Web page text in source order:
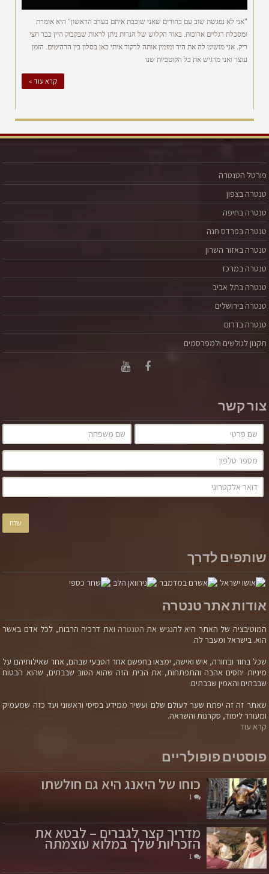
"אני לא נפגשת שוב עם בחורים שאני שוכבת איתם בערב הראשון" היא אומרת
ומסכלת רגליים ארוכות. באור הקלוש של הנרות ניתן לראות שבקבוק היין כבר חצי
ריק. אני מושיט לה את היד ומזמין אותה לרקוד איתי כאן בסלון בין הרהיטים. הזמן
עוצר ואני מרגיש את כל הקוטביות שנו
קרא עוד »
פורטל הטנטרה
טנטרה בצפון
טנטרה בחיפה
טנטרה בפרדס חנה
טנטרה באזור השרון
טנטרה במרכז
טנטרה בתל אביב
טנטרה בירושלים
טנטרה בדרום
תקנון לגולשים ולמפרסמים
צור קשר
שותפים לדרך
אודות אתר טנטרה
המוטיבציה של האתר היא להנגיש את הטנטרה ואת דרכיה הרבות, לכל אדם באשר
הוא. בישראל ומעבר לה.
שכל בחור ובחורה, איש ואישה, ימצאו בחפשם אחר הטבעי שבהם, אחר שאילותיהם על
מיניות יחסים אהבה והתפתחות, את הבית הזה שהוא הטוב שבבתים, שהוא הבטוח
שבבתים והאמין שבבתים.
שאתר זה זה יפתח שער לעולם שלם ועשיר ממידע בסיסי וראשוני ועד כזה שמעמיק
ומעורר לימוד, סקרנות והשראה.
קרא עוד
פוסטים פופולריים
כוחו של היאנג היא גם חולשתו
1
מדריך קצר לגברים – לבטא את
הזכריות שלך במלוא עוצמתה
1